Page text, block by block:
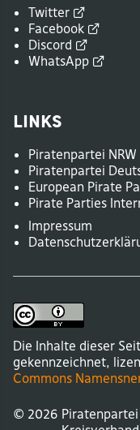
Twitter
Facebook
Discord
WhatsApp
Links
Piratenpartei NRW
Piratenpartei
European Pirate
Pirate Parties
Impressum
Die Inhalte dieser
gekennzeichnet,
Commons
© 2026